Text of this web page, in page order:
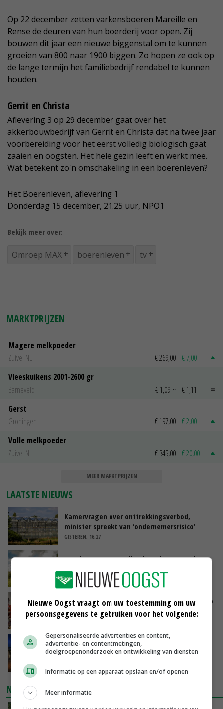
Op 22 december zetten varkensboeren Mareille en
Rense de deuren van hun boerderij voor open. Zij
bouwen dit jaar een nieuwe biggenstal om te kunnen
groeien van 800 naar 1900 biggen. Zo hopen ze ook op
de lange termijn het familiebedrijf rendabel te kunnen
houden.
Gerrit en Christa
Aflevering 3 op 29 december gaat over het
akkerbouwbedrijf van Gerrit en Christa dat na twee jaar
voorbereiding voor het eerst volledig biologisch gaat
zaaien en oogsten. Het hele gezin leeft en werkt mee.
Wat betekent zo'n omschakeling in een boerenleven?
Het Boerenleven, aflevering 1
Donderdag 15 december, 21.25 uur, NPO1
Bekijk meer over:
Omroep MAX boerenleven tv
MARKTPRIJZEN
Magere melkpoeder
Zuivel NL
€ 269,00 € 7,00
Vleeskuikens 2001-2600 gr
Barneveld
€ 1,09 ~ € 1,11
Gerst
Groningen
€ 197,00 € 2,00
Volle melkpoeder
Zuivel NL
€ 345,00 € 20,00
MEER MARKTPRIJZEN
LAATSTE NIEUWS
Kamervragen over onttrekkingsverbod,
minister spreekt van ‘ondernemersrisico’
GISTEREN, 16:27
‘Rendement van Krullvarkens komt van de
overkant’
GISTEREN, 15:30
Oorlogen en El Niño stuwen voedselprijzen op
GISTEREN, 15:04
Nettowinst Royal A-ware onder druk ondanks
hogere omzet
NIEUWSTE VIDEO'S
Nieuwe Oogst vraagt om uw toestemming om uw
persoonsgegevens te gebruiken voor het volgende:
Gepersonaliseerde advertenties en content,
advertentie- en contentmetingen,
doelgroepenonderzoek en ontwikkeling van diensten
Informatie op een apparaat opslaan en/of openen
Meer informatie